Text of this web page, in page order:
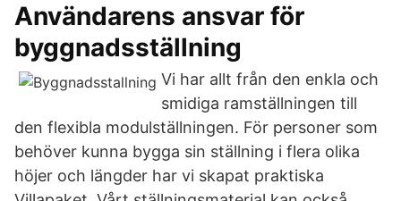
Användarens ansvar för
byggnadsställning
Vi har allt från den enkla och
smidiga ramställningen till
den flexibla modulställningen. För personer som
behöver kunna bygga sin ställning i flera olika
höjer och längder har vi skapat praktiska